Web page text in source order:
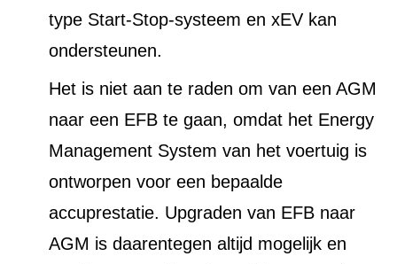
type Start-Stop-systeem en xEV kan
ondersteunen.
Het is niet aan te raden om van een AGM
naar een EFB te gaan, omdat het Energy
Management System van het voertuig is
ontworpen voor een bepaalde
accuprestatie. Upgraden van EFB naar
AGM is daarentegen altijd mogelijk en